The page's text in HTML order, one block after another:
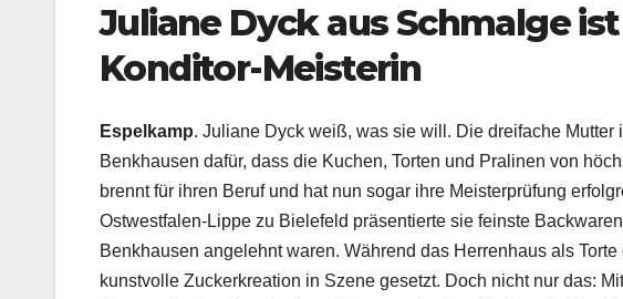
Juliane Dyck aus Schmalge
Konditor-Meisterin
Espelkamp. Juliane Dyck weiß, was sie will. Die dreifache
Benkhausen dafür, dass die Kuchen, Torten und Pralinen von
brennt für ihren Beruf und hat nun sogar ihre Meisterprüfung
Ostwestfalen-Lippe zu Bielefeld präsentierte sie feinste
Benkhausen angelehnt waren. Während das Herrenhaus als
kunstvolle Zuckerkreation in Szene gesetzt. Doch nicht nur das: